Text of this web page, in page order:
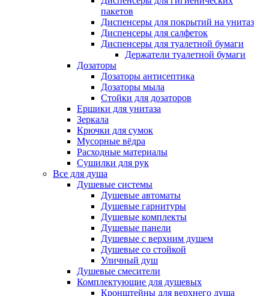
пакетов
Диспенсеры для покрытий на унитаз
Диспенсеры для салфеток
Диспенсеры для туалетной бумаги
Держатели туалетной бумаги
Дозаторы
Дозаторы антисептика
Дозаторы мыла
Стойки для дозаторов
Ершики для унитаза
Зеркала
Крючки для сумок
Мусорные вёдра
Расходные материалы
Сушилки для рук
Все для душа
Душевые системы
Душевые автоматы
Душевые гарнитуры
Душевые комплекты
Душевые панели
Душевые с верхним душем
Душевые со стойкой
Уличный душ
Душевые смесители
Комплектующие для душевых
Кронштейны для верхнего душа